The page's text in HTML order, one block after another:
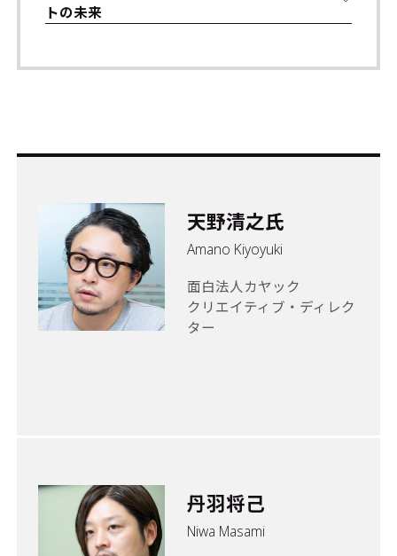
トの未来
天野清之氏
Amano Kiyoyuki
面白法人カヤック
クリエイティブ・ディレク
ター
丹羽将己
Niwa Masami